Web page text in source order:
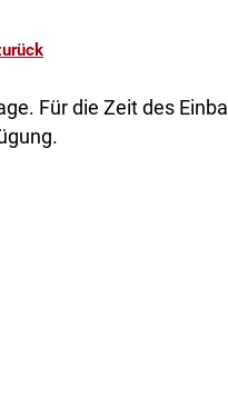
Für die Zeit des